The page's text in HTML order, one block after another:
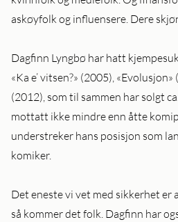
askøyfolk og influensere. Dere
Dagfinn Lyngbø har hatt
«Ka e’ vitsen?» (2005),
(2012), som til sammen har solgt
mottatt ikke mindre enn åtte
understreker hans posisjon som
komiker.
Det eneste vi vet med sikkerhet er
så kommer det folk. Dagfinn har